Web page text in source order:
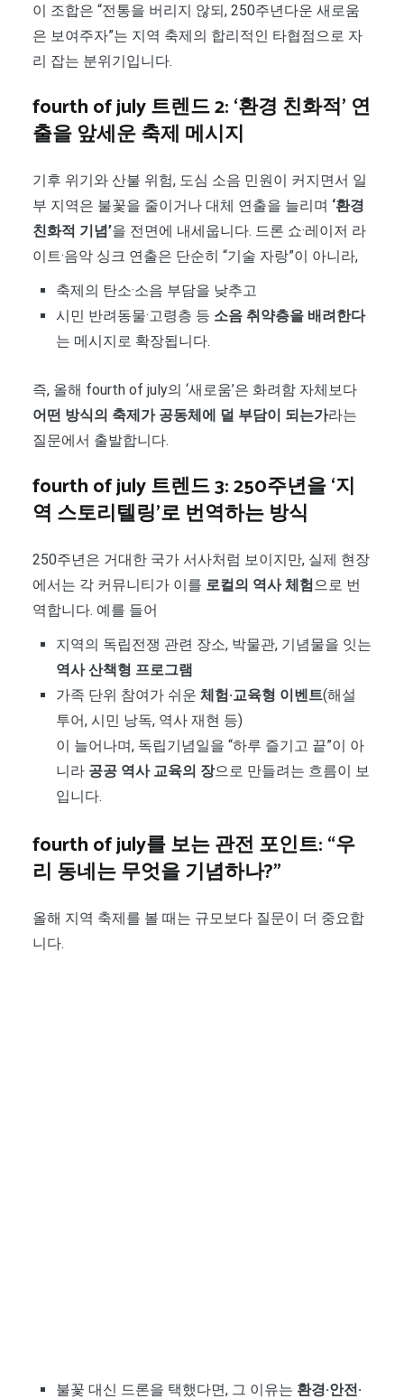
이 조합은 “전통을 버리지 않되, 250주년다운 새로움
은 보여주자”는 지역 축제의 합리적인 타협점으로 자
리 잡는 분위기입니다.
fourth of july 트렌드 2: ‘환경 친화적’ 연
출을 앞세운 축제 메시지
기후 위기와 산불 위험, 도심 소음 민원이 커지면서 일
부 지역은 불꽃을 줄이거나 대체 연출을 늘리며 ‘환경
친화적 기념’을 전면에 내세웁니다. 드론 쇼·레이저 라
이트·음악 싱크 연출은 단순히 “기술 자랑”이 아니라,
축제의 탄소·소음 부담을 낮추고
시민 반려동물·고령층 등 소음 취약층을 배려한다
는 메시지로 확장됩니다.
즉, 올해 fourth of july의 ‘새로움’은 화려함 자체보다
어떤 방식의 축제가 공동체에 덜 부담이 되는가라는
질문에서 출발합니다.
fourth of july 트렌드 3: 250주년을 ‘지
역 스토리텔링’로 번역하는 방식
250주년은 거대한 국가 서사처럼 보이지만, 실제 현장
에서는 각 커뮤니티가 이를 로컬의 역사 체험 으로 번
역합니다. 예를 들어
지역의 독립전쟁 관련 장소, 박물관, 기념물을 잇는
역사 산책형 프로그램
가족 단위 참여가 쉬운 체험·교육형 이벤트(해설
투어, 시민 낭독, 역사 재현 등)
이 늘어나며, 독립기념일을 “하루 즐기고 끝”이 아
니라 공공 역사 교육의 장으로 만들려는 흐름이 보
입니다.
fourth of july를 보는 관전 포인트: “우
리 동네는 무엇을 기념하나?”
올해 지역 축제를 볼 때는 규모보다 질문이 더 중요합
니다.
불꽃 대신 드론을 택했다면, 그 이유는 환경·안전·